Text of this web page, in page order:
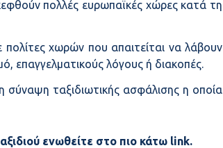
πολλές ευρωπαϊκές χώρες κατά τη
πολίτες χωρών που απαιτείται να λάβουν
επαγγελματικούς λόγους ή διακοπές.
σύναψη ταξιδιωτικής ασφάλισης η οποία
ενωθείτε στο πιο κάτω link.